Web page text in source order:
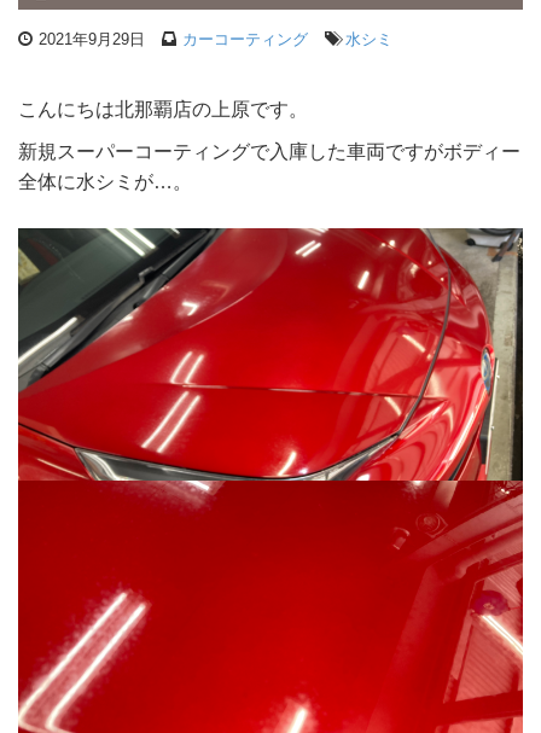
2021年9月29日 カーコーティング 水シミ
こんにちは北那覇店の上原です。
新規スーパーコーティングで入庫した車両ですがボディー
全体に水シミが…。